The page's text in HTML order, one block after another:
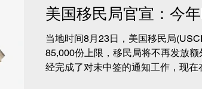
美国移民局官宣：今
当地时间8月23日，美国移民局
85,000份上限，移民局将不再发放
经完成了对未中签的通知工作，现